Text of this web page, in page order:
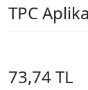
TPC
73,74 TL